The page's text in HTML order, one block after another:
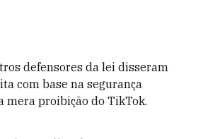
defensores da lei disseram
com base na segurança
mera proibição do TikTok.